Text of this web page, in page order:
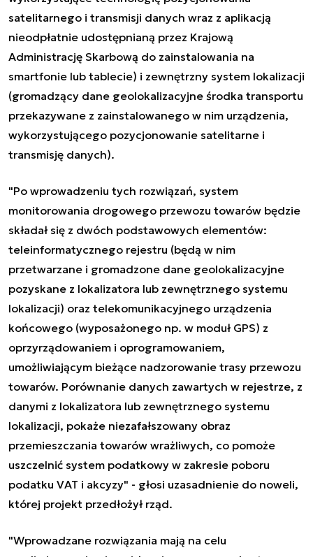
satelitarnego i transmisji danych wraz z aplikacją
nieodpłatnie udostępnianą przez Krajową
Administrację Skarbową do zainstalowania na
smartfonie lub tablecie) i zewnętrzny system lokalizacji
(gromadzący dane geolokalizacyjne środka transportu
przekazywane z zainstalowanego w nim urządzenia,
wykorzystującego pozycjonowanie satelitarne i
transmisję danych).
"Po wprowadzeniu tych rozwiązań, system
monitorowania drogowego przewozu towarów będzie
składał się z dwóch podstawowych elementów:
teleinformatycznego rejestru (będą w nim
przetwarzane i gromadzone dane geolokalizacyjne
pozyskane z lokalizatora lub zewnętrznego systemu
lokalizacji) oraz telekomunikacyjnego urządzenia
końcowego (wyposażonego np. w moduł GPS) z
oprzyrządowaniem i oprogramowaniem,
umożliwiającym bieżące nadzorowanie trasy przewozu
towarów. Porównanie danych zawartych w rejestrze, z
danymi z lokalizatora lub zewnętrznego systemu
lokalizacji, pokaże niezafałszowany obraz
przemieszczania towarów wrażliwych, co pomoże
uszczelnić system podatkowy w zakresie poboru
podatku VAT i akcyzy" - głosi uzasadnienie do noweli,
której projekt przedłożył rząd.
"Wprowadzane rozwiązania mają na celu